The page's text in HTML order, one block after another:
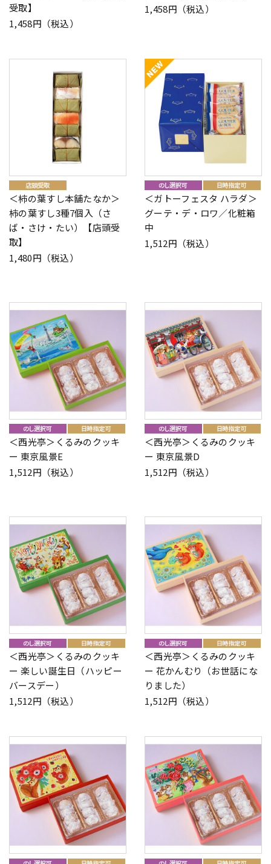
受取】
1,458円（税込）
1,458円（税込）
＜柿の葉すし本舗たなか＞
柿の葉すし3種7個入（さ
ば・さけ・たい）【店頭受
取】
1,480円（税込）
＜ガトーフェスタ ハラダ＞
グーテ・デ・ロワ／化粧箱
中
1,512円（税込）
＜西光亭＞くるみのクッキ
ー 東京風景E
1,512円（税込）
＜西光亭＞くるみのクッキ
ー 東京風景D
1,512円（税込）
＜西光亭＞くるみのクッキ
ー 楽しい誕生日（ハッピー
バースデー）
1,512円（税込）
＜西光亭＞くるみのクッキ
ー 花かんむり（お世話にな
りました）
1,512円（税込）